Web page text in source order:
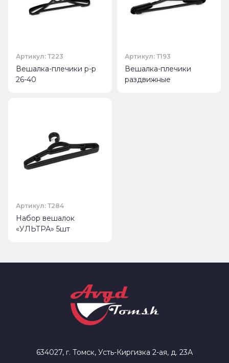
Артикул: Т223
Вешалка-плечики р-р
26-40
Артикул: Т193
Вешалка-плечики
раздвижные
Артикул: Т284
Набор вешалок
«УЛЬТРА» 5шт
634027, г. Томск, Усть-Киргизка 2-ая, д. 23А